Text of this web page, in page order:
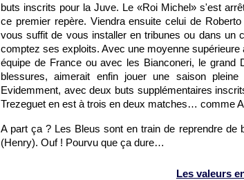
buts inscrits pour la Juve. Le «Roi Michel» s'est
ce premier repère. Viendra ensuite celui de
vous suffit de vous installer en tribunes ou dans un
comptez ses exploits. Avec une moyenne
équipe de France ou avec les Bianconeri, le grand
blessures, aimerait enfin jouer une saison
Evidemment, avec deux buts supplémentaires
Trezeguet en est à trois en deux matches… comme
A part ça ? Les Bleus sont en train de reprendre de
(Henry). Ouf ! Pourvu que ça dure…
Les valeurs